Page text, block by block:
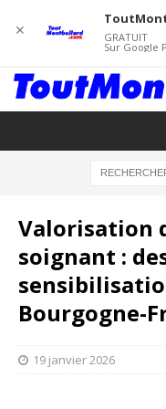
Valorisation
soignant :
Bourgogne-
19 janvier 2026
✕ GRATUIT
Sur Google